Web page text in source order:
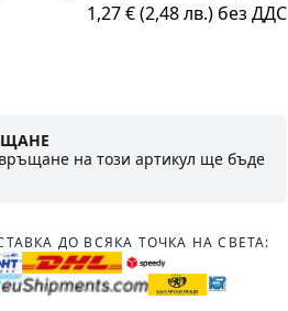
1,27 € (2,48 лв.) без ДДС
на този артикул ще бъде
ДО ВСЯКА ТОЧКА НА СВЕТА: